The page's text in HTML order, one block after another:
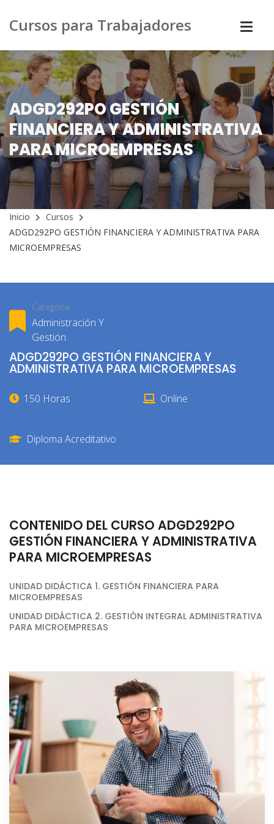
Cursos para Trabajadores
ADGD292PO GESTIÓN
FINANCIERA Y ADMINISTRATIVA
PARA MICROEMPRESAS
Inicio
Cursos
ADGD292PO GESTIÓN FINANCIERA Y ADMINISTRATIVA PARA
MICROEMPRESAS
Categoría
Administración Y
Gestión
ADGD292PO GESTIÓN FINANCIERA Y
ADMINISTRATIVA PARA MICROEMPRESAS
150 Horas Online
Diploma Acreditativo
CONTENIDO DEL CURSO ADGD292PO
GESTIÓN FINANCIERA Y ADMINISTRATIVA
PARA MICROEMPRESAS
UNIDAD DIDÁCTICA 1. GESTIÓN FINANCIERA PARA
MICROEMPRESAS
UNIDAD DIDÁCTICA 2. GESTIÓN INTEGRAL ADMINISTRATIVA
PARA MICROEMPRESAS